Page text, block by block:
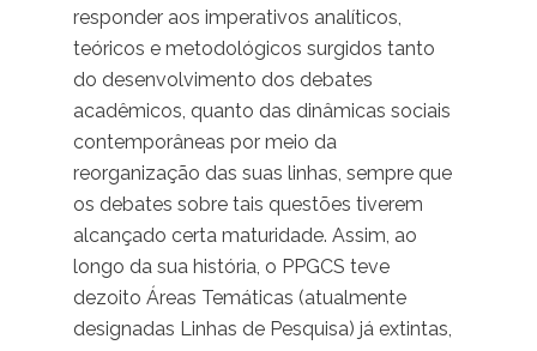
responder aos imperativos analíticos,
teóricos e metodológicos surgidos tanto
do desenvolvimento dos debates
acadêmicos, quanto das dinâmicas sociais
contemporâneas por meio da
reorganização das suas linhas, sempre que
os debates sobre tais questões tiverem
alcançado certa maturidade. Assim, ao
longo da sua história, o PPGCS teve
dezoito Áreas Temáticas (atualmente
designadas Linhas de Pesquisa) já extintas,